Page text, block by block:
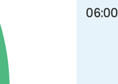
06:00